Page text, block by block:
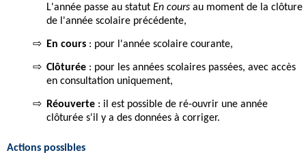
L'année passe au statut En cours au moment de la clôture
de l'année scolaire précédente,
⇨ En cours : pour l'année scolaire courante,
⇨ Clôturée : pour les années scolaires passées, avec accès
en consultation uniquement,
⇨ Réouverte : il est possible de ré-ouvrir une année
clôturée s'il y a des données à corriger.
Actions possibles